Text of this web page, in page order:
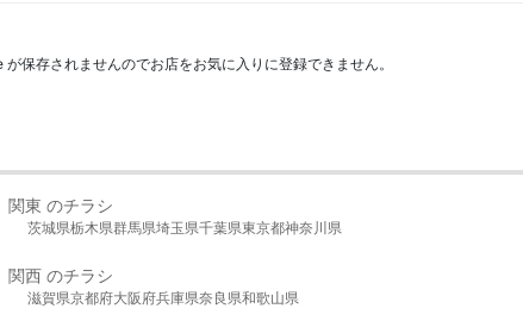
保存されませんのでお店をお気に入りに登録できません。
関東 のチラシ
茨城県栃木県群馬県埼玉県千葉県東京都神奈川県
関西 のチラシ
滋賀県京都府大阪府兵庫県奈良県和歌山県